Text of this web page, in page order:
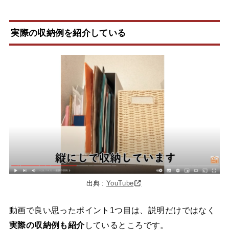
実際の収納例を紹介している
出典 :YouTube
動画で良い思ったポイント1つ目は、説明だけではなく
実際の収納例も紹介しているところです。